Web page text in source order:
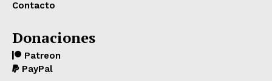
Contacto
Donaciones
Patreon
PayPal